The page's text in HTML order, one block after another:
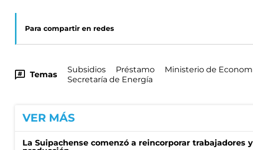
Para compartir en redes
Temas
Subsidios Préstamo
Ministerio de
Secretaría de Energía
VER MÁS
La Suipachense comenzó a reincorporar trabajadores